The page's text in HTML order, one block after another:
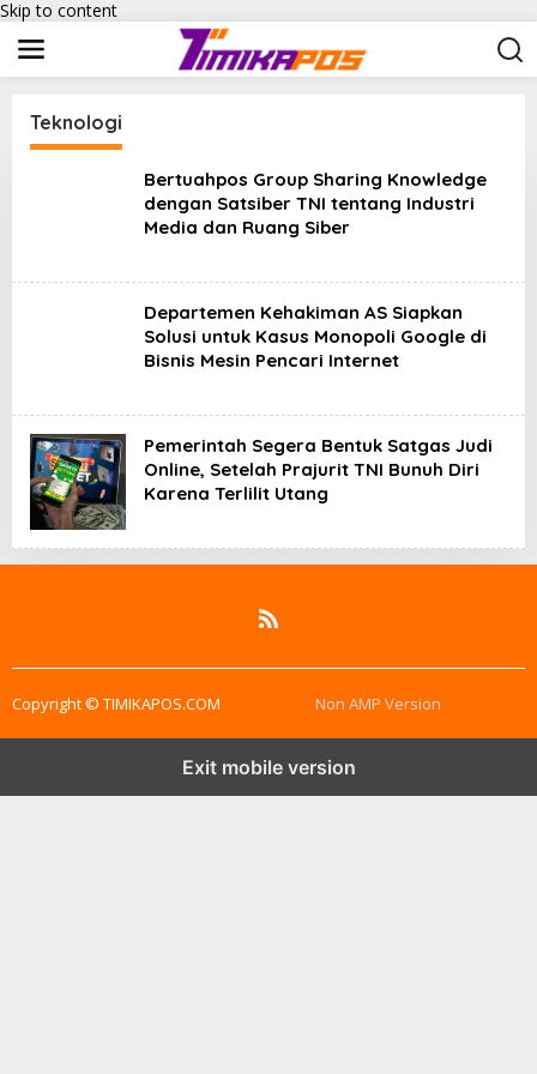
Skip to content
Teknologi
Bertuahpos Group Sharing Knowledge
dengan Satsiber TNI tentang Industri
Media dan Ruang Siber
Departemen Kehakiman AS Siapkan
Solusi untuk Kasus Monopoli Google di
Bisnis Mesin Pencari Internet
Pemerintah Segera Bentuk Satgas Judi
Online, Setelah Prajurit TNI Bunuh Diri
Karena Terlilit Utang
Copyright © TIMIKAPOS.COM Non AMP Version
Exit mobile version